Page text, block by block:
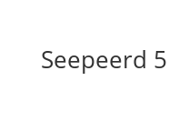
Seepeerd 5